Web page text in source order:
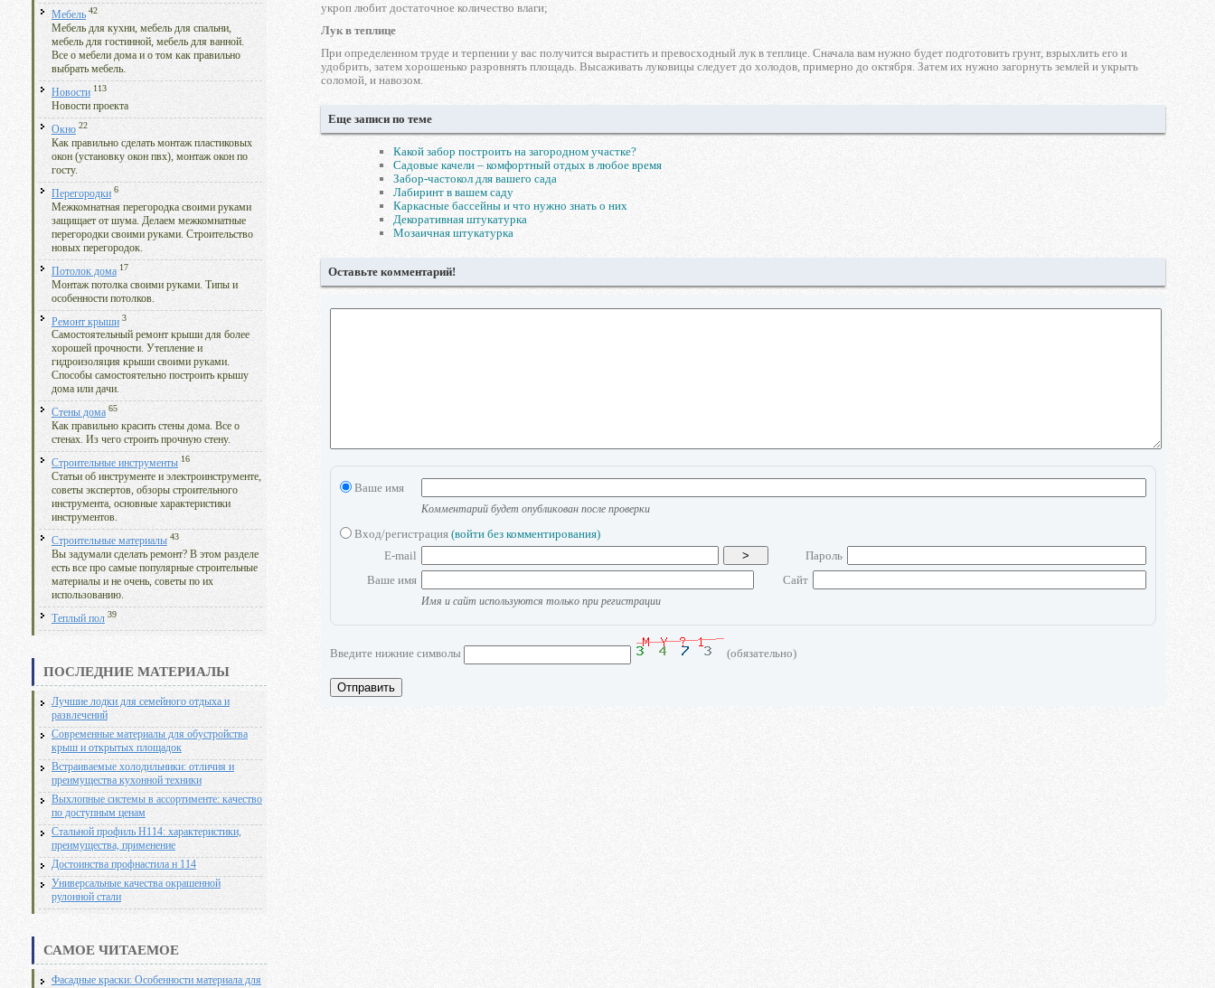
Мебель 42
Мебель для кухни, мебель для спальни,
мебель для гостинной, мебель для ванной.
Все о мебели дома и о том как правильно
выбрать мебель.
Новости 113
Новости проекта
Окно 22
Как правильно сделать монтаж пластиковых
окон (установку окон пвх), монтаж окон по
госту.
Перегородки 6
Межкомнатная перегородка своими руками
защищает от шума. Делаем межкомнатные
перегородки своими руками. Строительство
новых перегородок.
Потолок дома 17
Монтаж потолка своими руками. Типы и
особенности потолков.
Ремонт крыши 3
Самостоятельный ремонт крыши для более
хорошей прочности. Утепление и
гидроизоляция крыши своими руками.
Способы самостоятельно построить крышу
дома или дачи.
Стены дома 65
Как правильно красить стены дома. Все о
стенах. Из чего строить прочную стену.
Строительные инструменты 16
Статьи об инструменте и электроинструменте,
советы экспертов, обзоры строительного
инструмента, основные характеристики
инструментов.
Строительные материалы 43
Вы задумали сделать ремонт? В этом разделе
есть все про самые популярные строительные
материалы и не очень, советы по их
использованию.
Теплый пол 39
ПОСЛЕДНИЕ МАТЕРИАЛЫ
Лучшие лодки для семейного отдыха и
развлечений
Современные материалы для обустройства
крыш и открытых площадок
Встраиваемые холодильники: отличия и
преимущества кухонной техники
Выхлопные системы в ассортименте: качество
по доступным ценам
Стальной профиль Н114: характеристики,
преимущества, применение
Достоинства профнастила н 114
Универсальные качества окрашенной
рулонной стали
САМОЕ ЧИТАЕМОЕ
Фасадные краски: Особенности материала для
укроп любит достаточное количество влаги;
Лук в теплице
При определенном труде и терпении у вас получится вырастить и превосходный лук в теплице. Сначала вам нужно будет подготовить грунт, взрыхлить его и
удобрить, затем хорошенько разровнять площадь. Высаживать луковицы следует до холодов, примерно до октября. Затем их нужно загорнуть землей и укрыть
соломой, и навозом.
Еще записи по теме
Какой забор построить на загородном участке?
Садовые качели – комфортный отдых в любое время
Забор-частокол для вашего сада
Лабиринт в вашем саду
Каркасные бассейны и что нужно знать о них
Декоративная штукатурка
Мозаичная штукатурка
Оставьте комментарий!
Ваше имя
Комментарий будет опубликован после проверки
Вход/регистрация (войти без комментирования)
E-mail
>
Пароль
Ваше имя
Сайт
Имя и сайт используются только при регистрации
Введите нижние символы (обязательно)
Отправить